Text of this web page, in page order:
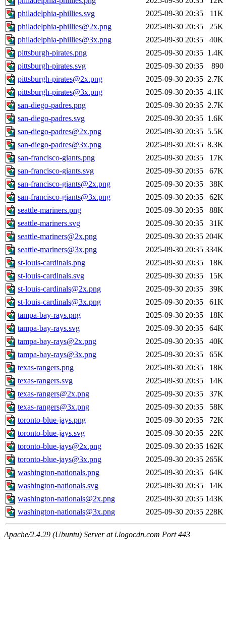
philadelphia-phillies.svg
2025-09-30 20:35
11K
philadelphia-phillies@2x.png
2025-09-30 20:35
25K
philadelphia-phillies@3x.png
2025-09-30 20:35
40K
pittsburgh-pirates.png
2025-09-30 20:35 1.4K
pittsburgh-pirates.svg
2025-09-30 20:35
890
pittsburgh-pirates@2x.png
2025-09-30 20:35 2.7K
pittsburgh-pirates@3x.png
2025-09-30 20:35 4.1K
san-diego-padres.png
2025-09-30 20:35 2.7K
san-diego-padres.svg
2025-09-30 20:35 1.6K
san-diego-padres@2x.png
2025-09-30 20:35 5.5K
san-diego-padres@3x.png
2025-09-30 20:35 8.3K
san-francisco-giants.png
2025-09-30 20:35
17K
san-francisco-giants.svg
2025-09-30 20:35
67K
san-francisco-giants@2x.png
2025-09-30 20:35
38K
san-francisco-giants@3x.png
2025-09-30 20:35
62K
seattle-mariners.png
2025-09-30 20:35
88K
seattle-mariners.svg
2025-09-30 20:35
31K
seattle-mariners@2x.png
2025-09-30 20:35 204K
seattle-mariners@3x.png
2025-09-30 20:35 334K
st-louis-cardinals.png
2025-09-30 20:35
18K
st-louis-cardinals.svg
2025-09-30 20:35
15K
st-louis-cardinals@2x.png
2025-09-30 20:35
39K
st-louis-cardinals@3x.png
2025-09-30 20:35
61K
tampa-bay-rays.png
2025-09-30 20:35
18K
tampa-bay-rays.svg
2025-09-30 20:35
64K
tampa-bay-rays@2x.png
2025-09-30 20:35
40K
tampa-bay-rays@3x.png
2025-09-30 20:35
65K
texas-rangers.png
2025-09-30 20:35
18K
texas-rangers.svg
2025-09-30 20:35
14K
texas-rangers@2x.png
2025-09-30 20:35
37K
texas-rangers@3x.png
2025-09-30 20:35
58K
toronto-blue-jays.png
2025-09-30 20:35
72K
toronto-blue-jays.svg
2025-09-30 20:35
22K
toronto-blue-jays@2x.png
2025-09-30 20:35 162K
toronto-blue-jays@3x.png
2025-09-30 20:35 265K
washington-nationals.png
2025-09-30 20:35
64K
washington-nationals.svg
2025-09-30 20:35
14K
washington-nationals@2x.png
2025-09-30 20:35 143K
washington-nationals@3x.png
2025-09-30 20:35 228K
Apache/2.4.29 (Ubuntu) Server at i.logocdn.com Port 443